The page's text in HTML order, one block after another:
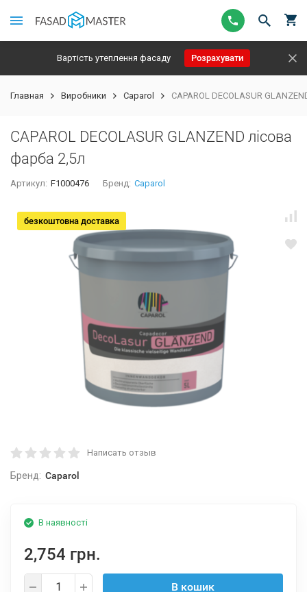
Вартість утеплення фасаду Розрахувати
Главная Виробники Caparol CAPAROL DECOLASUR
CAPAROL DECOLASUR GLANZEND лісова
фарба 2,5л
Артикул: F1000476 Бренд: Caparol
безкоштовна доставка
Написать отзыв
Бренд: Caparol
В наявності
2,754 грн.
В кошик